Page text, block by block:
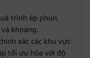
trình ép phun,
khoang.
xác các khu vực
tối ưu hóa với độ